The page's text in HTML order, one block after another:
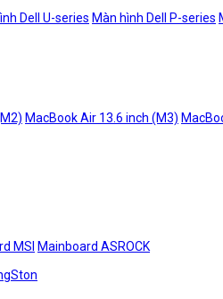
Dell U-series Màn hình Dell P-series
MacBook Air 13.6 inch (M3)
MSI Mainboard ASROCK